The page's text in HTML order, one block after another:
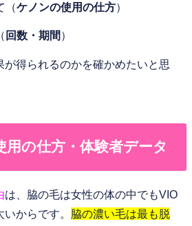
（ケノンの使用の仕方）
回数・期間 ）
が得られるのかを確かめたいと思
用の仕方・体験者データ
は、脇の毛は女性の体の中でもVIO
からです。 脇の濃い毛は最も脱